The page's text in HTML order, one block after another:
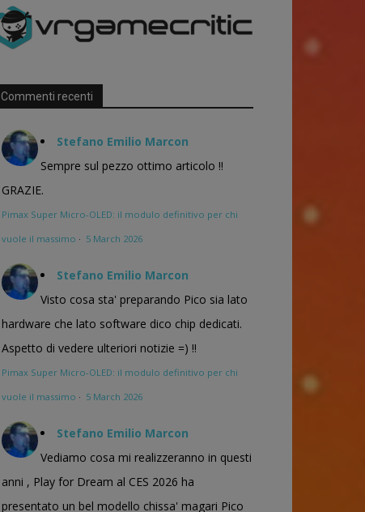
Commenti recenti
Stefano Emilio Marcon
Sempre sul pezzo ottimo articolo !!
GRAZIE.
Pimax Super Micro-OLED: il modulo definitivo per chi
vuole il massimo · 5 March 2026
Stefano Emilio Marcon
Visto cosa sta' preparando Pico sia lato
hardware che lato software dico chip dedicati.
Aspetto di vedere ulteriori notizie =) !!
Pimax Super Micro-OLED: il modulo definitivo per chi
vuole il massimo · 5 March 2026
Stefano Emilio Marcon
Vediamo cosa mi realizzeranno in questi
anni , Play for Dream al CES 2026 ha
presentato un bel modello chissa' magari Pico